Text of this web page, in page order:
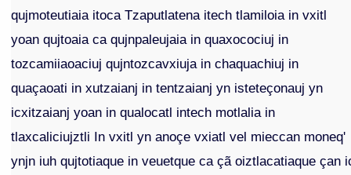
qujmoteutiaia itoca Tzaputlatena itech tlamiloia in vxitl
yoan qujtoaia ca qujnpaleujaia in quaxocociuj in
tozcamiiaoaciuj qujntozcavxiuja in chaquachiuj in
quaçaoati in xutzaianj in tentzaianj yn isteteçonauj yn
icxitzaianj yoan in qualocatl intech motlalia in
tlaxcaliciujztli In vxitl yn anoçe vxiatl vel mieccan moneq'
ynjn iuh qujtotiaque in veuetque ca çã oiztlacatiaque çan